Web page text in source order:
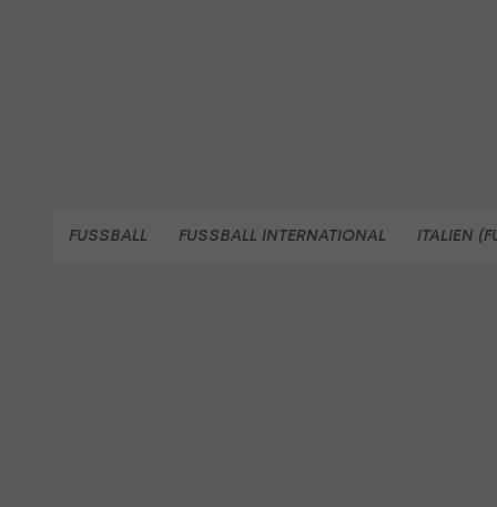
FUSSBALL FUSSBALL INTERNATIONAL ITALIEN